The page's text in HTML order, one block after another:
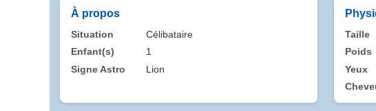
À propos
Situation
Célibataire
Enfant(s)
1
Signe Astro
Lion
Taille
Poids
Yeux